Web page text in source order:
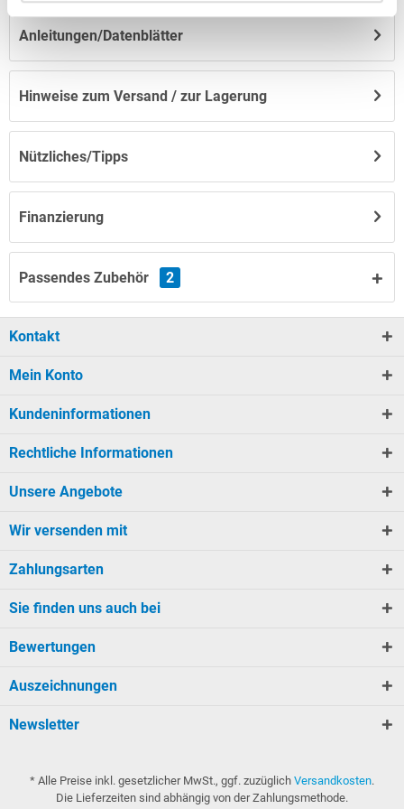
Finanzierung
Anleitungen/Datenblätter
Hinweise zum Versand / zur Lagerung
Nützliches/Tipps
Passendes Zubehör 2
Kontakt
Mein Konto
Kundeninformationen
Rechtliche Informationen
Unsere Angebote
Wir versenden mit
Zahlungsarten
Sie finden uns auch bei
Bewertungen
Auszeichnungen
Newsletter
* Alle Preise inkl. gesetzlicher MwSt., ggf. zuzüglich Versandkosten.
Die Lieferzeiten sind abhängig von der Zahlungsmethode.